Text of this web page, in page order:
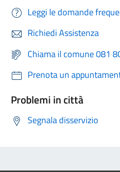
Leggi le domande
Richiedi Assistenza
Chiama il comune 081
Prenota un
Problemi in città
Segnala disservizio